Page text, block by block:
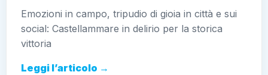
Emozioni in campo, tripudio di gioia in città e sui
social: Castellammare in delirio per la storica
vittoria
Leggi l’articolo →